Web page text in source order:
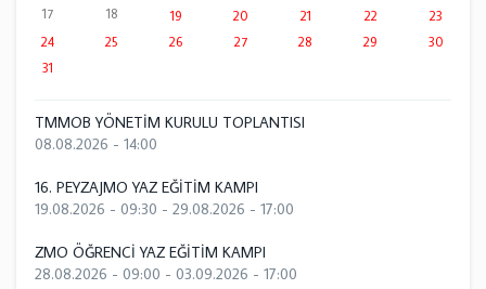
17
18 19 20 21 22
23
24
25 26 27 28 29
30
31
TMMOB YÖNETİM KURULU TOPLANTISI
08.08.2026 - 14:00
16. PEYZAJMO YAZ EĞİTİM KAMPI
19.08.2026 - 09:30 - 29.08.2026 - 17:00
ZMO ÖĞRENCİ YAZ EĞİTİM KAMPI
28.08.2026 - 09:00 - 03.09.2026 - 17:00